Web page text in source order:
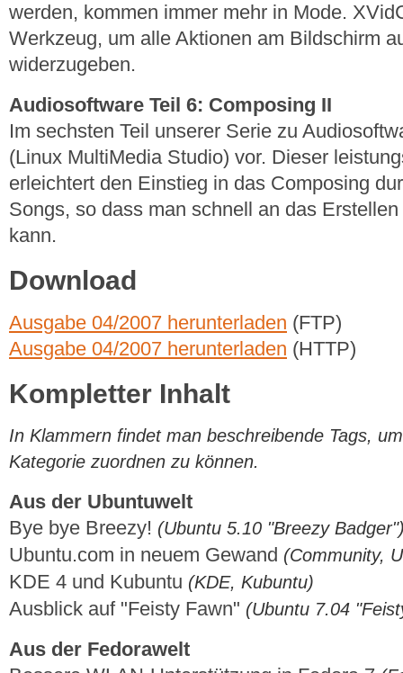
werden, kommen immer mehr in Mode.
Werkzeug, um alle Aktionen am Bildschirm
widerzugeben.
Audiosoftware Teil 6: Composing II
Im sechsten Teil unserer Serie zu
(Linux MultiMedia Studio) vor. Dieser
erleichtert den Einstieg in das Composing
Songs, so dass man schnell an das
kann.
Download
Ausgabe 04/2007 herunterladen (FTP)
Ausgabe 04/2007 herunterladen (HTTP)
Kompletter Inhalt
In Klammern findet man beschreibende Tags,
Kategorie zuordnen zu können.
Aus der Ubuntuwelt
Bye bye Breezy! (Ubuntu 5.10 "Breezy
Ubuntu.com in neuem Gewand (Community,
KDE 4 und Kubuntu (KDE, Kubuntu)
Ausblick auf "Feisty Fawn" (Ubuntu 7.04
Aus der Fedorawelt